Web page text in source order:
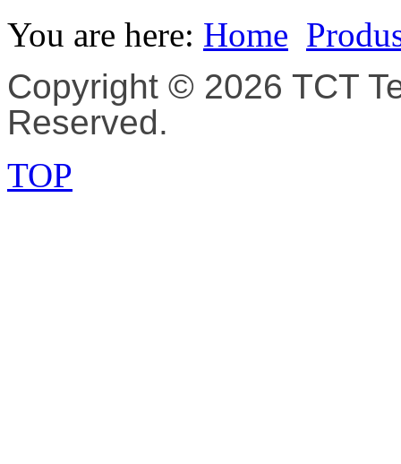
You are here: Home
Copyright © 2026 TCT
Reserved.
TOP